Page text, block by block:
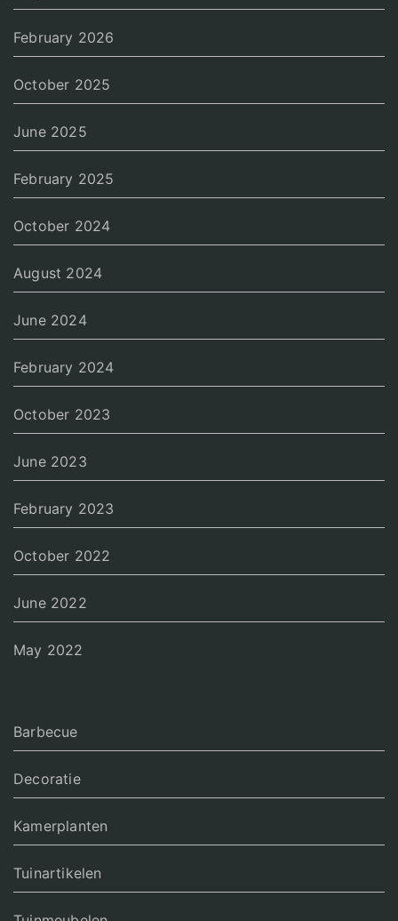
February 2026
October 2025
June 2025
February 2025
October 2024
August 2024
June 2024
February 2024
October 2023
June 2023
February 2023
October 2022
June 2022
May 2022
Barbecue
Decoratie
Kamerplanten
Tuinartikelen